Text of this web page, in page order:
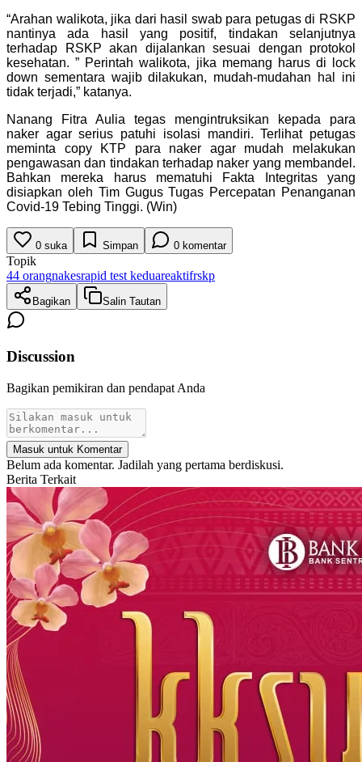
“Arahan walikota, jika dari hasil swab para petugas di RSKP
nantinya ada hasil yang positif, tindakan selanjutnya
terhadap RSKP akan dijalankan sesuai dengan protokol
kesehatan. ” Perintah walikota, jika memang harus di lock
down sementara wajib dilakukan, mudah-mudahan hal ini
tidak terjadi,” katanya.
Nanang Fitra Aulia tegas mengintruksikan kepada para
naker agar serius patuhi isolasi mandiri. Terlihat petugas
meminta copy KTP para naker agar mudah melakukan
pengawasan dan tindakan terhadap naker yang membandel.
Bahkan mereka harus mematuhi Fakta Integritas yang
disiapkan oleh Tim Gugus Tugas Percepatan Penanganan
Covid-19 Tebing Tinggi. (Win)
0 suka Simpan 0 komentar
Topik
44 orangnakesrapid test keduareaktifrskp
Bagikan Salin Tautan
Discussion
Bagikan pemikiran dan pendapat Anda
Masuk untuk Komentar
Belum ada komentar. Jadilah yang pertama berdiskusi.
Berita Terkait